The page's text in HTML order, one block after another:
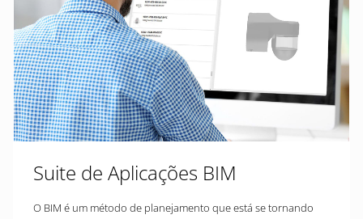
Suite de Aplicações BIM
O BIM é um método de planejamento que está se tornando